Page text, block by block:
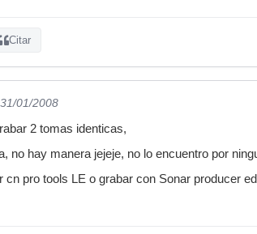
Citar
01/2008
2 tomas identicas,
no hay manera jejeje, no lo encuentro por
cn pro tools LE o grabar con Sonar producer